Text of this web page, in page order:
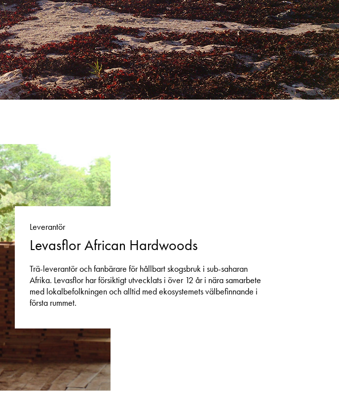
Leverantör
Levasflor African Hardwoods
Trä-leverantör och fanbärare för hållbart skogsbruk i sub-saharan
Afrika. Levasflor har försiktigt utvecklats i över 12 år i nära samarbete
med lokalbefolkningen och alltid med ekosystemets välbefinnande i
första rummet.